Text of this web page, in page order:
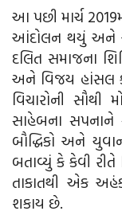
આ પછી માર્ચ
આંદોલન થયું અને
દલિત સમાજના
અને વિજય હાંસલ
વિચારોની સૌથી
સાહેબના સપનાને
બૌદ્ધિકો અને
બતાવ્યું કે કેવી રીતે
તાકાતથી એક
શકાય છે.